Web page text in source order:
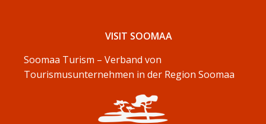
VISIT SOOMAA
Soomaa Turism – Verband von
Tourismusunternehmen in der Region Soomaa